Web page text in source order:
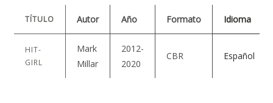
TÍTULO Autor Año Formato Idioma
HIT-
GIRL
Mark
Millar
2012-
2020
CBR Español